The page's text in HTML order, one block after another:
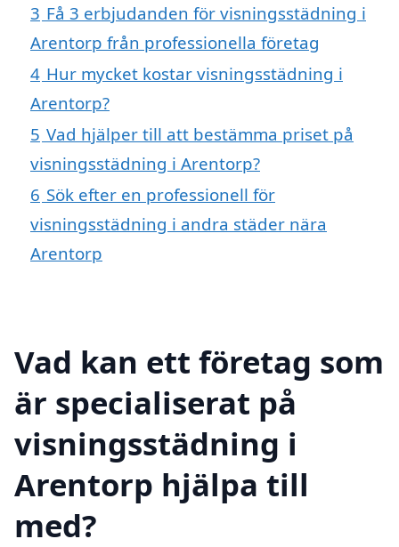
3 Få 3 erbjudanden för visningsstädning i
Arentorp från professionella företag
4 Hur mycket kostar visningsstädning i
Arentorp?
5 Vad hjälper till att bestämma priset på
visningsstädning i Arentorp?
6 Sök efter en professionell för
visningsstädning i andra städer nära
Arentorp
Vad kan ett företag som
är specialiserat på
visningsstädning i
Arentorp hjälpa till
med?